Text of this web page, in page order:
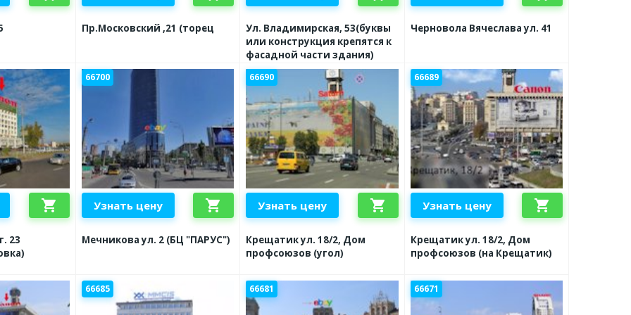
Пр.Московский ,21 (торец
Ул. Владимирская, 53(буквы
или конструкция крепятся к
фасадной части здания)
Черновола Вячеслава ул. 41
shopping_cart
23
66700
Узнать цену shopping_cart
Мечникова ул. 2 (БЦ "ПАРУС")
66690
Узнать цену shopping_cart
Крещатик ул. 18/2, Дом
профсоюзов (угол)
66689
Узнать цену shopping_cart
Крещатик ул. 18/2, Дом
профсоюзов (на Крещатик)
66685 66681 66671